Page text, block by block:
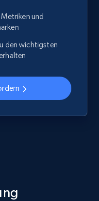
und
den wichtigsten